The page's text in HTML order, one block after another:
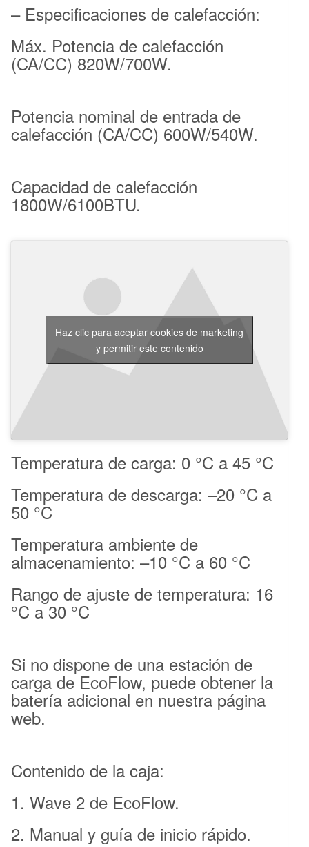
– Especificaciones de calefacción:
Máx. Potencia de calefacción
(CA/CC) 820W/700W.
Potencia nominal de entrada de
calefacción (CA/CC) 600W/540W.
Capacidad de calefacción
1800W/6100BTU.
Haz clic para aceptar cookies de marketing
y permitir este contenido
Temperatura de carga: 0 °C a 45 °C
Temperatura de descarga: –20 °C a
50 °C
Temperatura ambiente de
almacenamiento: –10 °C a 60 °C
Rango de ajuste de temperatura: 16
°C a 30 °C
Si no dispone de una estación de
carga de EcoFlow, puede obtener la
batería adicional en nuestra página
web.
Contenido de la caja:
1. Wave 2 de EcoFlow.
2. Manual y guía de inicio rápido.